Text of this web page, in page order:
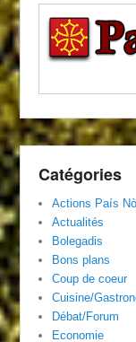
Catégories
Actions País
Actualités
Bolegadis
Bons plans
Coup de coeur
Cuisine/
Débat/Forum
Economie